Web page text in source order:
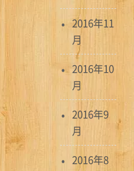
2016年11
月
2016年10
月
2016年9
月
2016年8